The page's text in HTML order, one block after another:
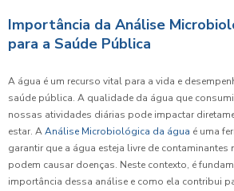
Importância da Análise
para a Saúde Pública
A água é um recurso vital para a vida e
saúde pública. A qualidade da água que
nossas atividades diárias pode impactar
estar. AAnálise Microbiológica da água é uma
garantir que a água esteja livre de
podem causar doenças. Neste contexto, é
importância dessa análise e como ela contribui